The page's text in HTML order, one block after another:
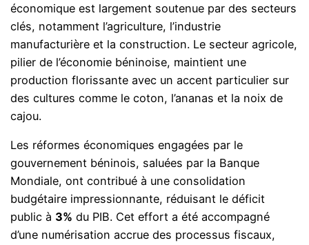
économique est largement soutenue par des secteurs
clés, notamment l’agriculture, l’industrie
manufacturière et la construction. Le secteur agricole,
pilier de l’économie béninoise, maintient une
production florissante avec un accent particulier sur
des cultures comme le coton, l’ananas et la noix de
cajou.
Les réformes économiques engagées par le
gouvernement béninois, saluées par la Banque
Mondiale, ont contribué à une consolidation
budgétaire impressionnante, réduisant le déficit
public à 3% du PIB. Cet effort a été accompagné
d’une numérisation accrue des processus fiscaux,